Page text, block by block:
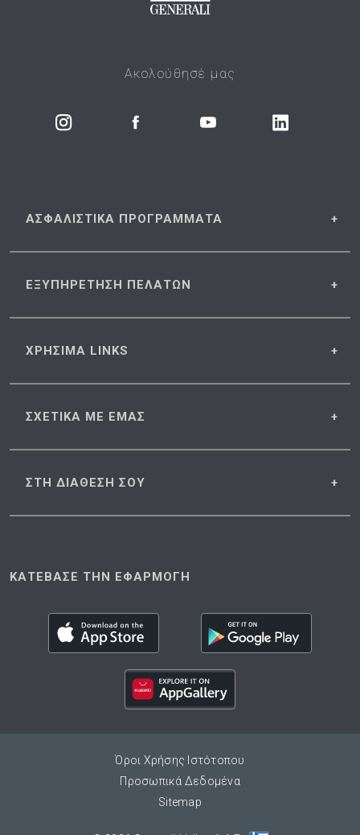
Ακολούθησέ μας
ΑΣΦΑΛΙΣΤΙΚΑ ΠΡΟΓΡΑΜΜΑΤΑ
ΕΞΥΠΗΡΕΤΗΣΗ ΠΕΛΑΤΩΝ
ΧΡΗΣΙΜΑ LINKS
ΣΧΕΤΙΚΑ ΜΕ ΕΜΑΣ
ΣΤΗ ΔΙΑΘΕΣΗ ΣΟΥ
ΚΑΤΕΒΑΣΕ ΤΗΝ ΕΦΑΡΜΟΓΗ
Όροι Χρήσης Ιστότοπου
Προσωπικά Δεδομένα
Sitemap